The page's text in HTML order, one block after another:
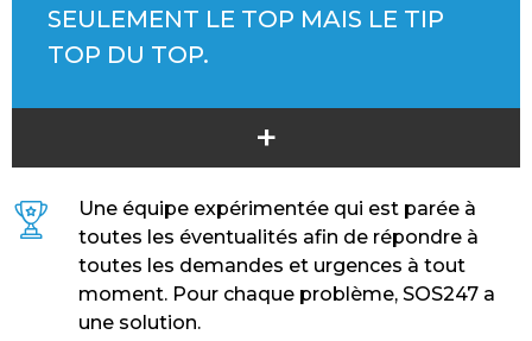
SEULEMENT LE TOP MAIS LE TIP
TOP DU TOP.
+
Une équipe expérimentée qui est parée à
toutes les éventualités afin de répondre à
toutes les demandes et urgences à tout
moment. Pour chaque problème, SOS247 a
une solution.